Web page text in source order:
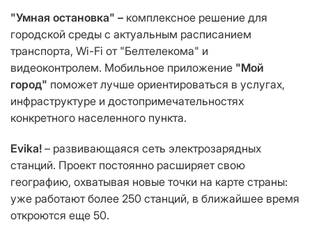
"Умная остановка" – комплексное решение для
городской среды с актуальным расписанием
транспорта, Wi-Fi от "Белтелекома" и
видеоконтролем. Мобильное приложение "Мой
город" поможет лучше ориентироваться в услугах,
инфраструктуре и достопримечательностях
конкретного населенного пункта.
Evika! – развивающаяся сеть электрозарядных
станций. Проект постоянно расширяет свою
географию, охватывая новые точки на карте страны:
уже работают более 250 станций, в ближайшее время
откроются еще 50.